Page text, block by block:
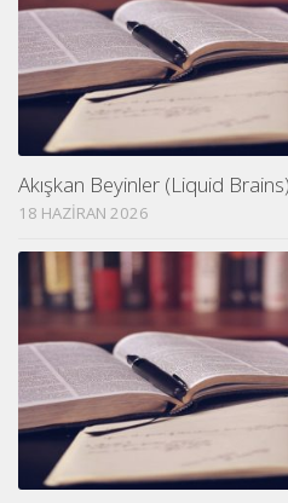
Akışkan Beyinler (Liquid Brains)
18 HAZIRAN 2026